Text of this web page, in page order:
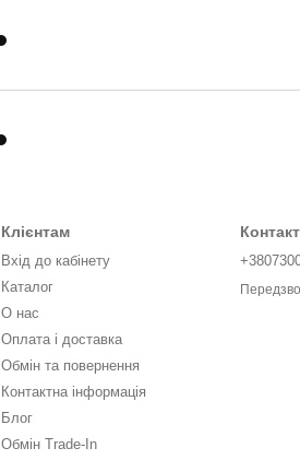
Клієнтам
Вхід до кабінету
Каталог
О нас
Оплата і доставка
Обмін та повернення
Контактна інформація
Блог
Обмін Trade-In